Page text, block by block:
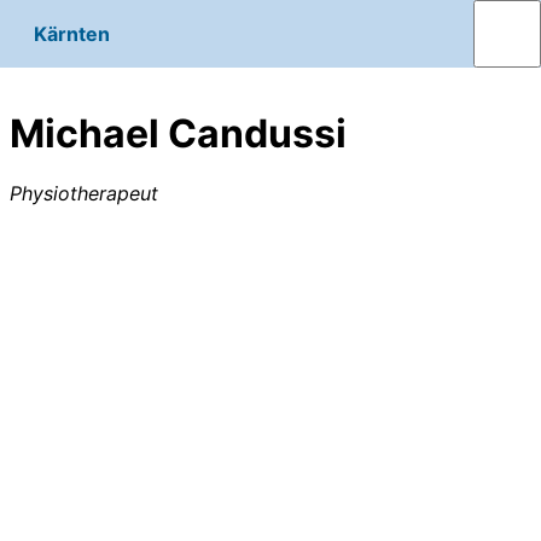
Kärnten
Michael Candussi
Physiotherapeut